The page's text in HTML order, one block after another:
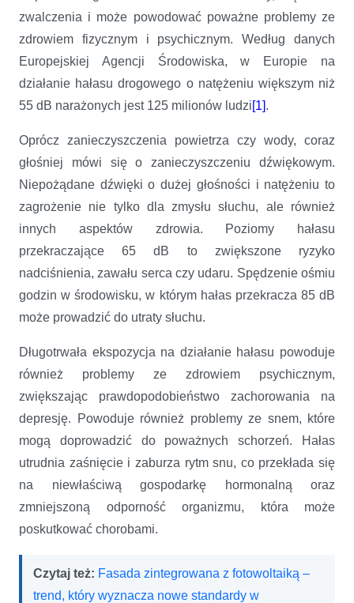
zwalczenia i może powodować poważne problemy ze
zdrowiem fizycznym i psychicznym. Według danych
Europejskiej Agencji Środowiska, w Europie na
działanie hałasu drogowego o natężeniu większym niż
55 dB narażonych jest 125 milionów ludzi[1].
Oprócz zanieczyszczenia powietrza czy wody, coraz
głośniej mówi się o zanieczyszczeniu dźwiękowym.
Niepożądane dźwięki o dużej głośności i natężeniu to
zagrożenie nie tylko dla zmysłu słuchu, ale również
innych aspektów zdrowia. Poziomy hałasu
przekraczające 65 dB to zwiększone ryzyko
nadciśnienia, zawału serca czy udaru. Spędzenie ośmiu
godzin w środowisku, w którym hałas przekracza 85 dB
może prowadzić do utraty słuchu.
Długotrwała ekspozycja na działanie hałasu powoduje
również problemy ze zdrowiem psychicznym,
zwiększając prawdopodobieństwo zachorowania na
depresję. Powoduje również problemy ze snem, które
mogą doprowadzić do poważnych schorzeń. Hałas
utrudnia zaśnięcie i zaburza rytm snu, co przekłada się
na niewłaściwą gospodarkę hormonalną oraz
zmniejszoną odporność organizmu, która może
poskutkować chorobami.
Czytaj też: Fasada zintegrowana z fotowoltaiką –
trend, który wyznacza nowe standardy w